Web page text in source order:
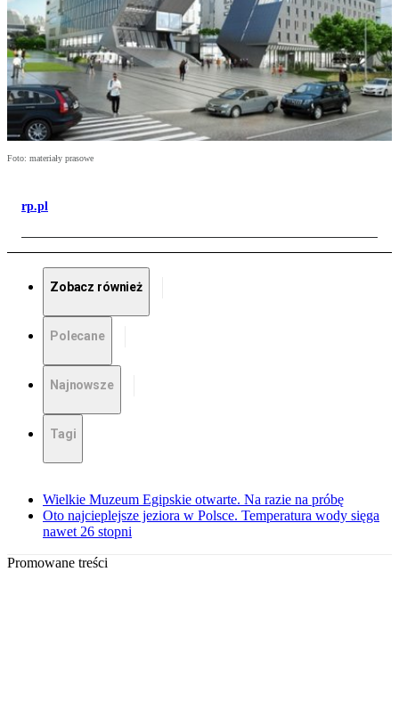
Foto: materiały prasowe
rp.pl
Zobacz również
Polecane
Najnowsze
Tagi
Wielkie Muzeum Egipskie otwarte. Na razie na próbę
Oto najcieplejsze jeziora w Polsce. Temperatura wody sięga
nawet 26 stopni
Promowane treści